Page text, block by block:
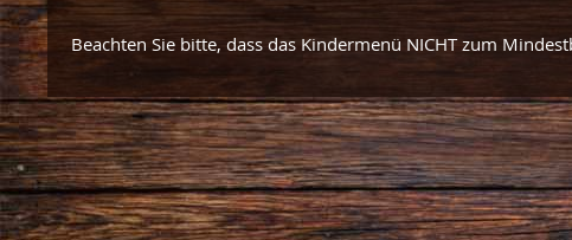
Beachten Sie bitte, dass das Kindermenü NICHT zum